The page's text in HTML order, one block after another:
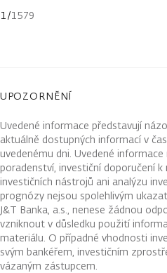
1/1579
UPOZORNĚNÍ
Uvedené informace představují
aktuálně dostupných informací v
uvedenému dni. Uvedené
poradenství, investiční doporučení k
investičních nástrojů ani analýzu
prognózy nejsou spolehlivým
J&T Banka, a.s., nenese žádnou
vzniknout v důsledku použití
materiálu. O případné vhodnosti
svým bankéřem, investičním
vázaným zástupcem.